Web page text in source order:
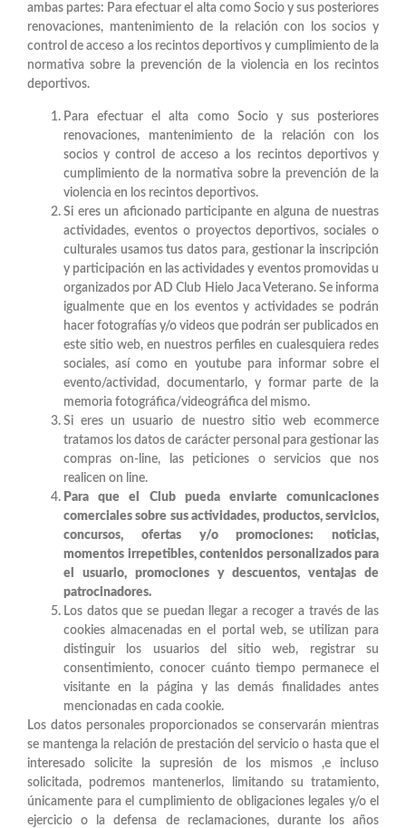
ambas partes: Para efectuar el alta como Socio y sus posteriores
renovaciones, mantenimiento de la relación con los socios y
control de acceso a los recintos deportivos y cumplimiento de la
normativa sobre la prevención de la violencia en los recintos
deportivos.
Para efectuar el alta como Socio y sus posteriores
renovaciones, mantenimiento de la relación con los
socios y control de acceso a los recintos deportivos y
cumplimiento de la normativa sobre la prevención de la
violencia en los recintos deportivos.
Si eres un aficionado participante en alguna de nuestras
actividades, eventos o proyectos deportivos, sociales o
culturales usamos tus datos para, gestionar la inscripción
y participación en las actividades y eventos promovidas u
organizados por AD Club Hielo Jaca Veterano. Se informa
igualmente que en los eventos y actividades se podrán
hacer fotografías y/o videos que podrán ser publicados en
este sitio web, en nuestros perfiles en cualesquiera redes
sociales, así como en youtube para informar sobre el
evento/actividad, documentarlo, y formar parte de la
memoria fotográfica/videográfica del mismo.
Si eres un usuario de nuestro sitio web ecommerce
tratamos los datos de carácter personal para gestionar las
compras on-line, las peticiones o servicios que nos
realicen on line.
Para que el Club pueda enviarte comunicaciones
comerciales sobre sus actividades, productos, servicios,
concursos, ofertas y/o promociones: noticias,
momentos irrepetibles, contenidos personalizados para
el usuario, promociones y descuentos, ventajas de
patrocinadores.
Los datos que se puedan llegar a recoger a través de las
cookies almacenadas en el portal web, se utilizan para
distinguir los usuarios del sitio web, registrar su
consentimiento, conocer cuánto tiempo permanece el
visitante en la página y las demás finalidades antes
mencionadas en cada cookie.
Los datos personales proporcionados se conservarán mientras
se mantenga la relación de prestación del servicio o hasta que el
interesado solicite la supresión de los mismos ,e incluso
solicitada, podremos mantenerlos, limitando su tratamiento,
únicamente para el cumplimiento de obligaciones legales y/o el
ejercicio o la defensa de reclamaciones, durante los años